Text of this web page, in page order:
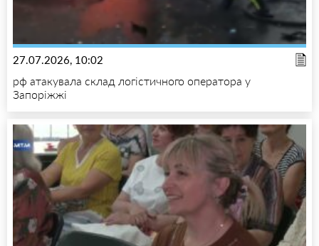
27.07.2026, 10:02
рф атакувала склад логістичного оператора у
Запоріжжі